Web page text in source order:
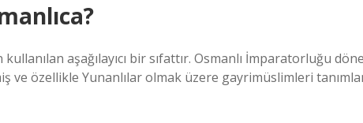
aşağılayıcı bir sıfattır. Osmanlı İmparatorluğu
ve özellikle Yunanlılar olmak üzere gayrimüslimleri